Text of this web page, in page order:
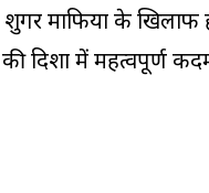
माफिया के खिलाफ
दिशा में महत्वपूर्ण